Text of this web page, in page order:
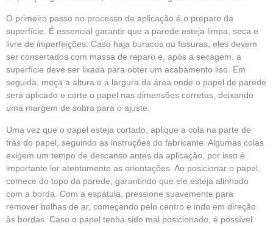
O primeiro passo no processo de aplicação é o preparo da
superfície. É essencial garantir que a parede esteja limpa, seca e
livre de imperfeições. Caso haja buracos ou fissuras, eles devem
ser consertados com massa de reparo e, após a secagem, a
superfície deve ser lixada para obter um acabamento liso. Em
seguida, meça a altura e a largura da área onde o papel de parede
será aplicado e corte o papel nas dimensões corretas, deixando
uma margem de sobra para o ajuste.
Uma vez que o papel esteja cortado, aplique a cola na parte de
trás do papel, seguindo as instruções do fabricante. Algumas colas
exigem um tempo de descanso antes da aplicação, por isso é
importante ler atentamente as orientações. Ao posicionar o papel,
comece do topo da parede, garantindo que ele esteja alinhado
com a borda. Com a espátula, pressione suavemente para
remover bolhas de ar, começando pelo centro e indo em direção
às bordas. Caso o papel tenha sido mal posicionado, é possível